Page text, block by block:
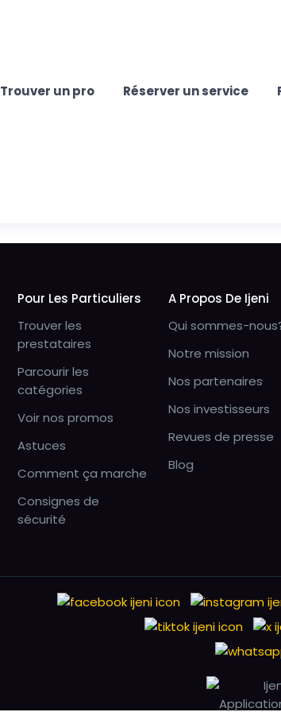
Trouver un pro Réserver un service
Pour Les Particuliers
Trouver les
prestataires
Parcourir les
catégories
Voir nos promos
Astuces
Comment ça marche
Consignes de
sécurité
A Propos De Ijeni
Qui sommes-
Notre mission
Nos partenaires
Nos investisseurs
Revues de presse
Blog